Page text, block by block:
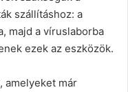
szállításhoz: a
majd a víruslaborba
ezek az eszközök.
amelyeket már